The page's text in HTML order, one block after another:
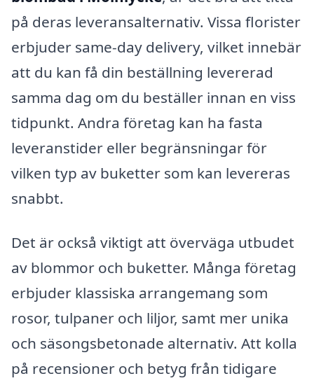
på deras leveransalternativ. Vissa florister
erbjuder same-day delivery, vilket innebär
att du kan få din beställning levererad
samma dag om du beställer innan en viss
tidpunkt. Andra företag kan ha fasta
leveranstider eller begränsningar för
vilken typ av buketter som kan levereras
snabbt.
Det är också viktigt att överväga utbudet
av blommor och buketter. Många företag
erbjuder klassiska arrangemang som
rosor, tulpaner och liljor, samt mer unika
och säsongsbetonade alternativ. Att kolla
på recensioner och betyg från tidigare